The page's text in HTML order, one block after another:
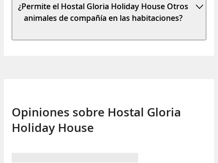
¿Permite el Hostal Gloria Holiday House Otros
animales de compañía en las habitaciones?
Opiniones sobre Hostal Gloria
Holiday House